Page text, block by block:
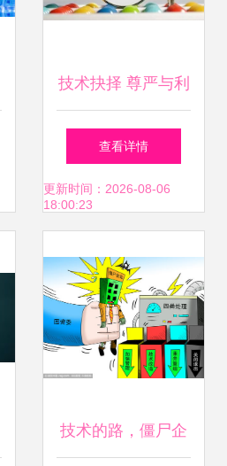
技术抉择 尊严与利
益的平衡之道
查看详情
更新时间：2026-08-06
18:00:23
技术的路，僵尸企